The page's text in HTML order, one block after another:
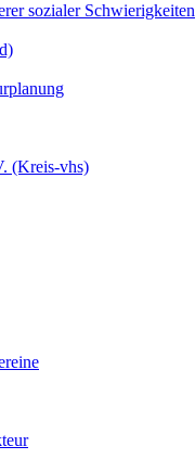
sozialer Schwierigkeiten
(Kreis-vhs)